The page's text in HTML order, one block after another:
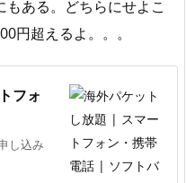
ある。どちらにせよこ
円超えるよ。。。
フォ
し込み